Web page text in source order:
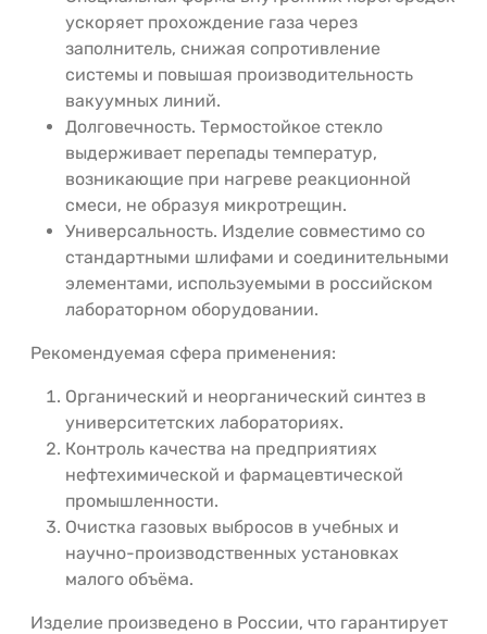
ускоряет прохождение газа через
заполнитель, снижая сопротивление
системы и повышая производительность
вакуумных линий.
Долговечность. Термостойкое стекло
выдерживает перепады температур,
возникающие при нагреве реакционной
смеси, не образуя микротрещин.
Универсальность. Изделие совместимо со
стандартными шлифами и соединительными
элементами, используемыми в российском
лабораторном оборудовании.
Рекомендуемая сфера применения:
Органический и неорганический синтез в
университетских лабораториях.
Контроль качества на предприятиях
нефтехимической и фармацевтической
промышленности.
Очистка газовых выбросов в учебных и
научно-производственных установках
малого объёма.
Изделие произведено в России, что гарантирует